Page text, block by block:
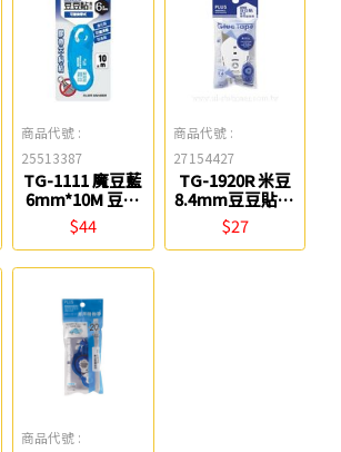
商品代號 :
25513387
TG-1111 魔豆藍
6mm*10M 豆豆
彩貼 39-143
PLUS
$44
商品代號 :
27154427
TG-1920R 米豆
8.4mm豆豆貼替
換帶(54-715)
PLUS
$27
商品代號 :